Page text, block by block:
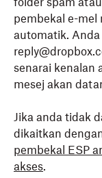
pembekal e-mel
automatik.
senarai kenalan
mesej akan
Jika anda tidak
dikaitkan
pembekal ESP
akses.